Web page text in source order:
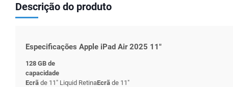
Descrição do produto
Especificações Apple iPad Air 2025 11"
128 GB de
capacidade
Ecrã de 11" Liquid RetinaEcrã de 11"